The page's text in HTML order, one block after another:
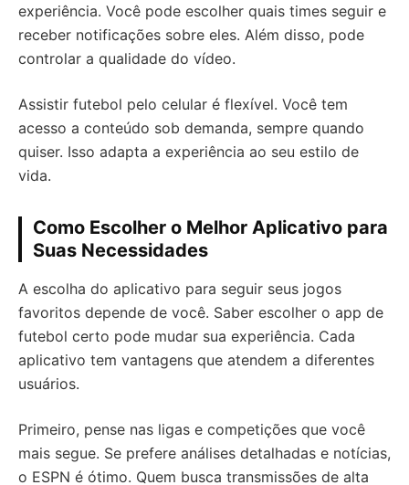
experiência. Você pode escolher quais times seguir e
receber notificações sobre eles. Além disso, pode
controlar a qualidade do vídeo.
Assistir futebol pelo celular é flexível. Você tem
acesso a conteúdo sob demanda, sempre quando
quiser. Isso adapta a experiência ao seu estilo de
vida.
Como Escolher o Melhor Aplicativo para
Suas Necessidades
A escolha do aplicativo para seguir seus jogos
favoritos depende de você. Saber escolher o app de
futebol certo pode mudar sua experiência. Cada
aplicativo tem vantagens que atendem a diferentes
usuários.
Primeiro, pense nas ligas e competições que você
mais segue. Se prefere análises detalhadas e notícias,
o ESPN é ótimo. Quem busca transmissões de alta